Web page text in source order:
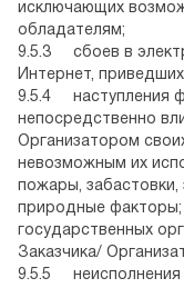
исключающих
обладателям;
9.5.3 сбоев в
Интернет,
9.5.4 наступления
непосредственно
Организатором
невозможным их
пожары, забастовки,
природные
государственных
Заказчика/
9.5.5 неисполнения